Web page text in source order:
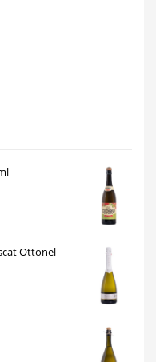
Ottonel